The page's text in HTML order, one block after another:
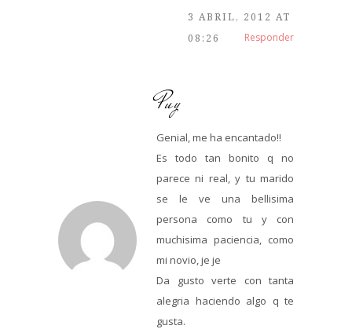
3 ABRIL, 2012 AT
08:26
Responder
Puy
Genial, me ha encantado!!
Es todo tan bonito q no
parece ni real, y tu marido
se le ve una bellisima
persona como tu y con
muchisima paciencia, como
mi novio, je je
Da gusto verte con tanta
alegria haciendo algo q te
gusta.